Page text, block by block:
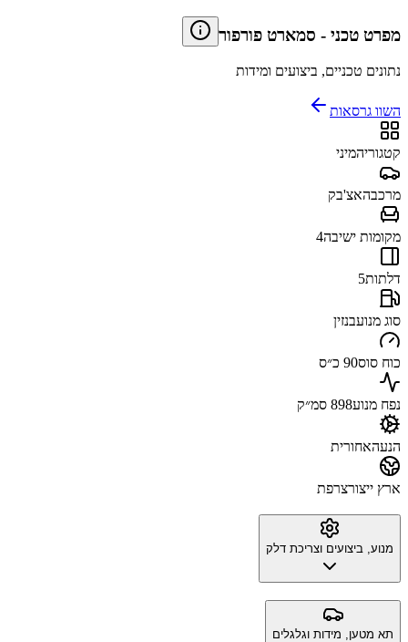
מפרט טכני - סמארט פורפור
נתונים טכניים, ביצועים ומידות
השוו גרסאות
קטגוריהמיני
מרכבהאצ'בק
מקומות ישיבה4
דלתות5
סוג מנועבנזין
כוח סוס90 כ״ס
נפח מנוע898 סמ״ק
הנעהאחורית
ארץ ייצורצרפת
מנוע, ביצועים וצריכת דלק
תא מטען, מידות וגלגלים